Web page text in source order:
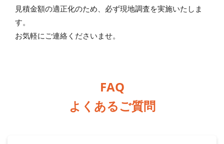
見積金額の適正化のため、必ず現地調査を実施いたしま
す。
お気軽にご連絡くださいませ。
FAQ
よくあるご質問